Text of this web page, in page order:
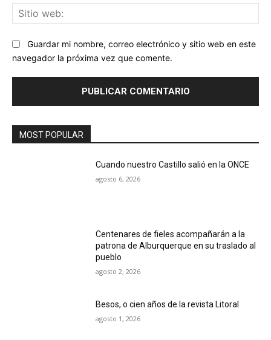
Guardar mi nombre, correo electrónico y sitio web en este
navegador la próxima vez que comente.
MOST POPULAR
Cuando nuestro Castillo salió en la ONCE
agosto 6, 2026
Centenares de fieles acompañarán a la
patrona de Alburquerque en su traslado al
pueblo
agosto 2, 2026
Besos, o cien años de la revista Litoral
agosto 1, 2026